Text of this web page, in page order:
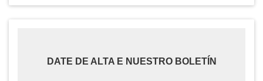
DATE DE ALTA E NUESTRO BOLETÍN